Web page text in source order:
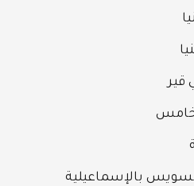
قير
بالإسماعيلية